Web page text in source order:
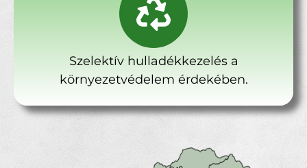
Szelektív hulladékkezelés a
környezetvédelem érdekében.